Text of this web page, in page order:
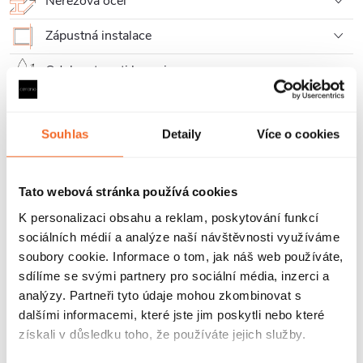
Souhlas Detaily Více o cookies
Tato webová stránka používá cookies
K personalizaci obsahu a reklam, poskytování funkcí
sociálních médií a analýze naší návštěvnosti využíváme
soubory cookie. Informace o tom, jak náš web používáte,
sdílíme se svými partnery pro sociální média, inzerci a
analýzy. Partneři tyto údaje mohou zkombinovat s
dalšími informacemi, které jste jim poskytli nebo které
získali v důsledku toho, že používáte jejich služby.
Zápustná instalace
Odolnost proti korozi
Soubory ke stažení
Recenze
Diskuse